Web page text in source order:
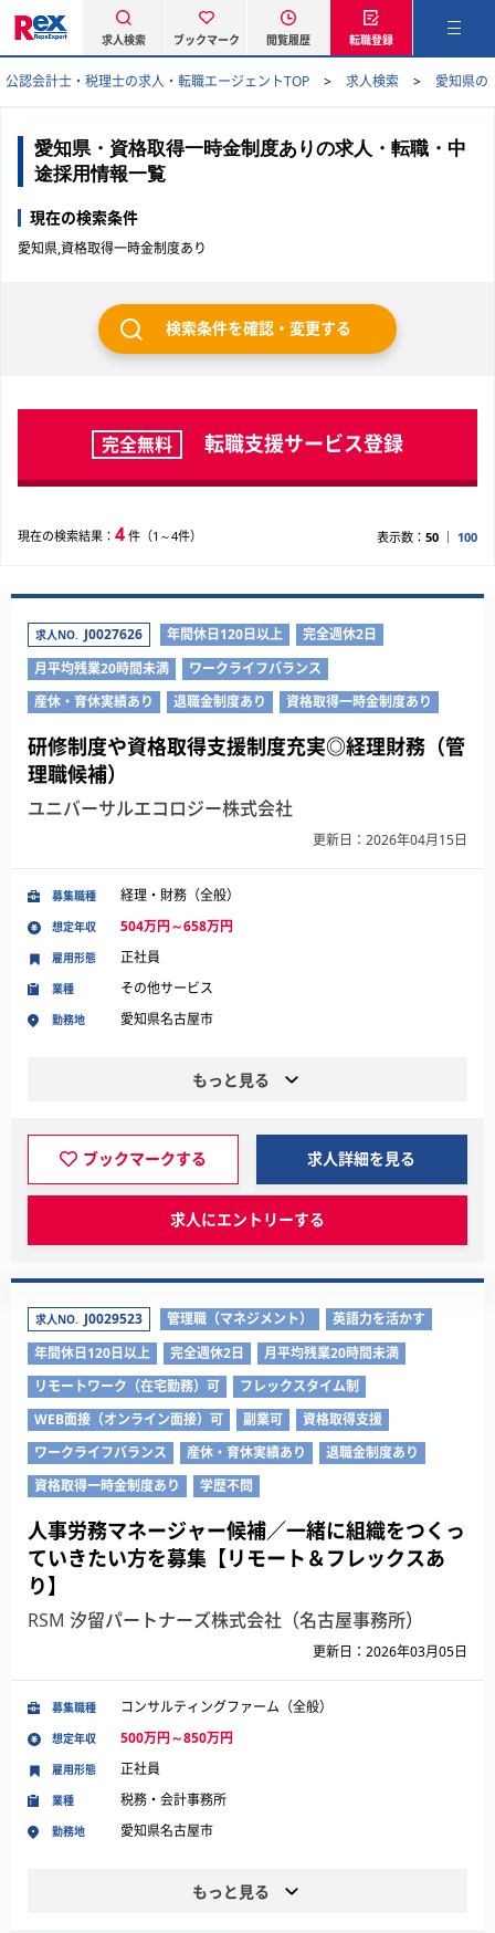
求人検索 ブックマーク 閲覧履歴 転職登録
公認会計士・税理士の求人・転職エージェントTOP 求人検索 愛知県の
愛知県・資格取得一時金制度ありの求人・転職・中
途採用情報一覧
現在の検索条件
愛知県,資格取得一時金制度あり
検索条件を確認・変更する
完全無料 転職支援サービス登録
現在の検索結果： 4 件（1～4件） 表示数： 50 100
求人NO. J0027626 年間休日120日以上
完全週休2日
月平均残業20時間未満
ワークライフバランス
産休・育休実績あり
退職金制度あり 資格取得一時金制度あり
研修制度や資格取得支援制度充実◎経理財務（管
理職候補）
ユニバーサルエコロジー株式会社
更新日：2026年04月15日
募集職種 経理・財務（全般）
想定年収 504万円～658万円
業種 その他サービス
勤務地 愛知県名古屋市
雇用形態 正社員
もっと見る
ブックマークする 求人詳細を見る
求人にエントリーする
求人NO. J0029523 管理職（マネジメント）
英語力を活かす
年間休日120日以上
完全週休2日
月平均残業20時間未満
リモートワーク（在宅勤務）可
フレックスタイム制
WEB面接（オンライン面接）可
副業可
資格取得支援
ワークライフバランス
産休・育休実績あり
退職金制度あり
資格取得一時金制度あり
学歴不問
人事労務マネージャー候補／一緒に組織をつくっ
ていきたい方を募集【リモート＆フレックスあ
り】
RSM 汐留パートナーズ株式会社（名古屋事務所）
更新日：2026年03月05日
募集職種 コンサルティングファーム（全般）
想定年収 500万円～850万円
業種 税務・会計事務所
勤務地 愛知県名古屋市
雇用形態 正社員
もっと見る